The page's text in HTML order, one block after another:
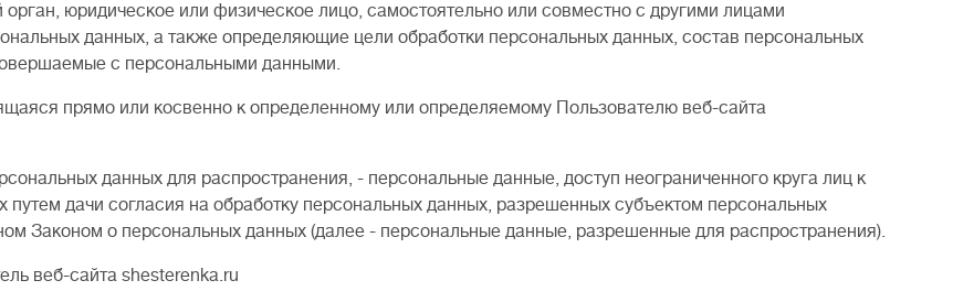
юридическое или физическое лицо, самостоятельно или совместно с другими лицами
данных, а также определяющие цели обработки персональных данных, состав персональных
с персональными данными.
прямо или косвенно к определенному или определяемому Пользователю веб-сайта
данных для распространения, - персональные данные, доступ неограниченного круга лиц к
дачи согласия на обработку персональных данных, разрешенных субъектом персональных
Законом о персональных данных (далее - персональные данные, разрешенные для распространения).
веб-сайта shesterenka.ru